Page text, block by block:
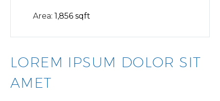
Area: 1,856 sqft
LOREM IPSUM DOLOR SIT
AMET